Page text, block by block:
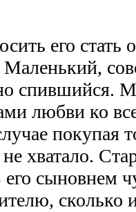
его
спившийся.
любви ко
покупая
не хватало.
сыновнем
сколько